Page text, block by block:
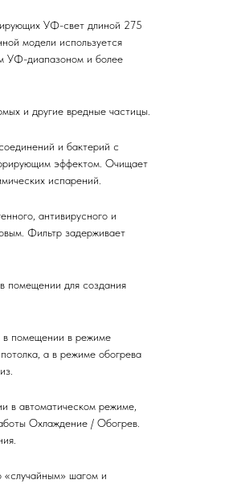
УФ-свет длиной 275
модели используется
УФ-диапазоном и более
и другие вредные частицы.
и бактерий с
эффектом. Очищает
испарений.
антивирусного и
Фильтр задерживает
помещении для создания
в помещении в режиме
а в режиме обогрева
в автоматическом режиме,
Охлаждение / Обогрев.
«случайным» шагом и